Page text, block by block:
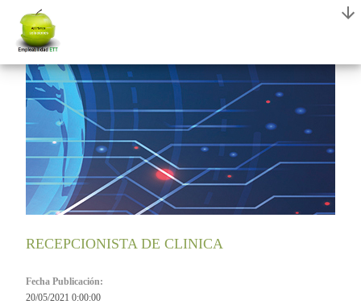
RECEPCIONISTA DE CLINICA
Fecha Publicación:
20/05/2021 0:00:00